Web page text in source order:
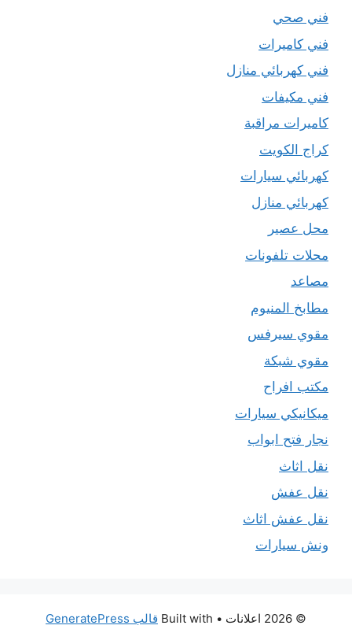
فني صحي
فني كاميرات
فني كهربائي منازل
فني مكيفات
كاميرات مراقبة
كراج الكويت
كهربائي سيارات
كهربائي منازل
محل عصير
محلات تلفونات
مصاعد
مطابخ المنيوم
مقوي سيرفس
مقوي شبكة
مكتب افراح
ميكانيكي سيارات
نجار فتح ابواب
نقل اثاث
نقل عفش
نقل عفش اثاث
ونش سيارات
© 2026 اعلانات • Built with قالب GeneratePress